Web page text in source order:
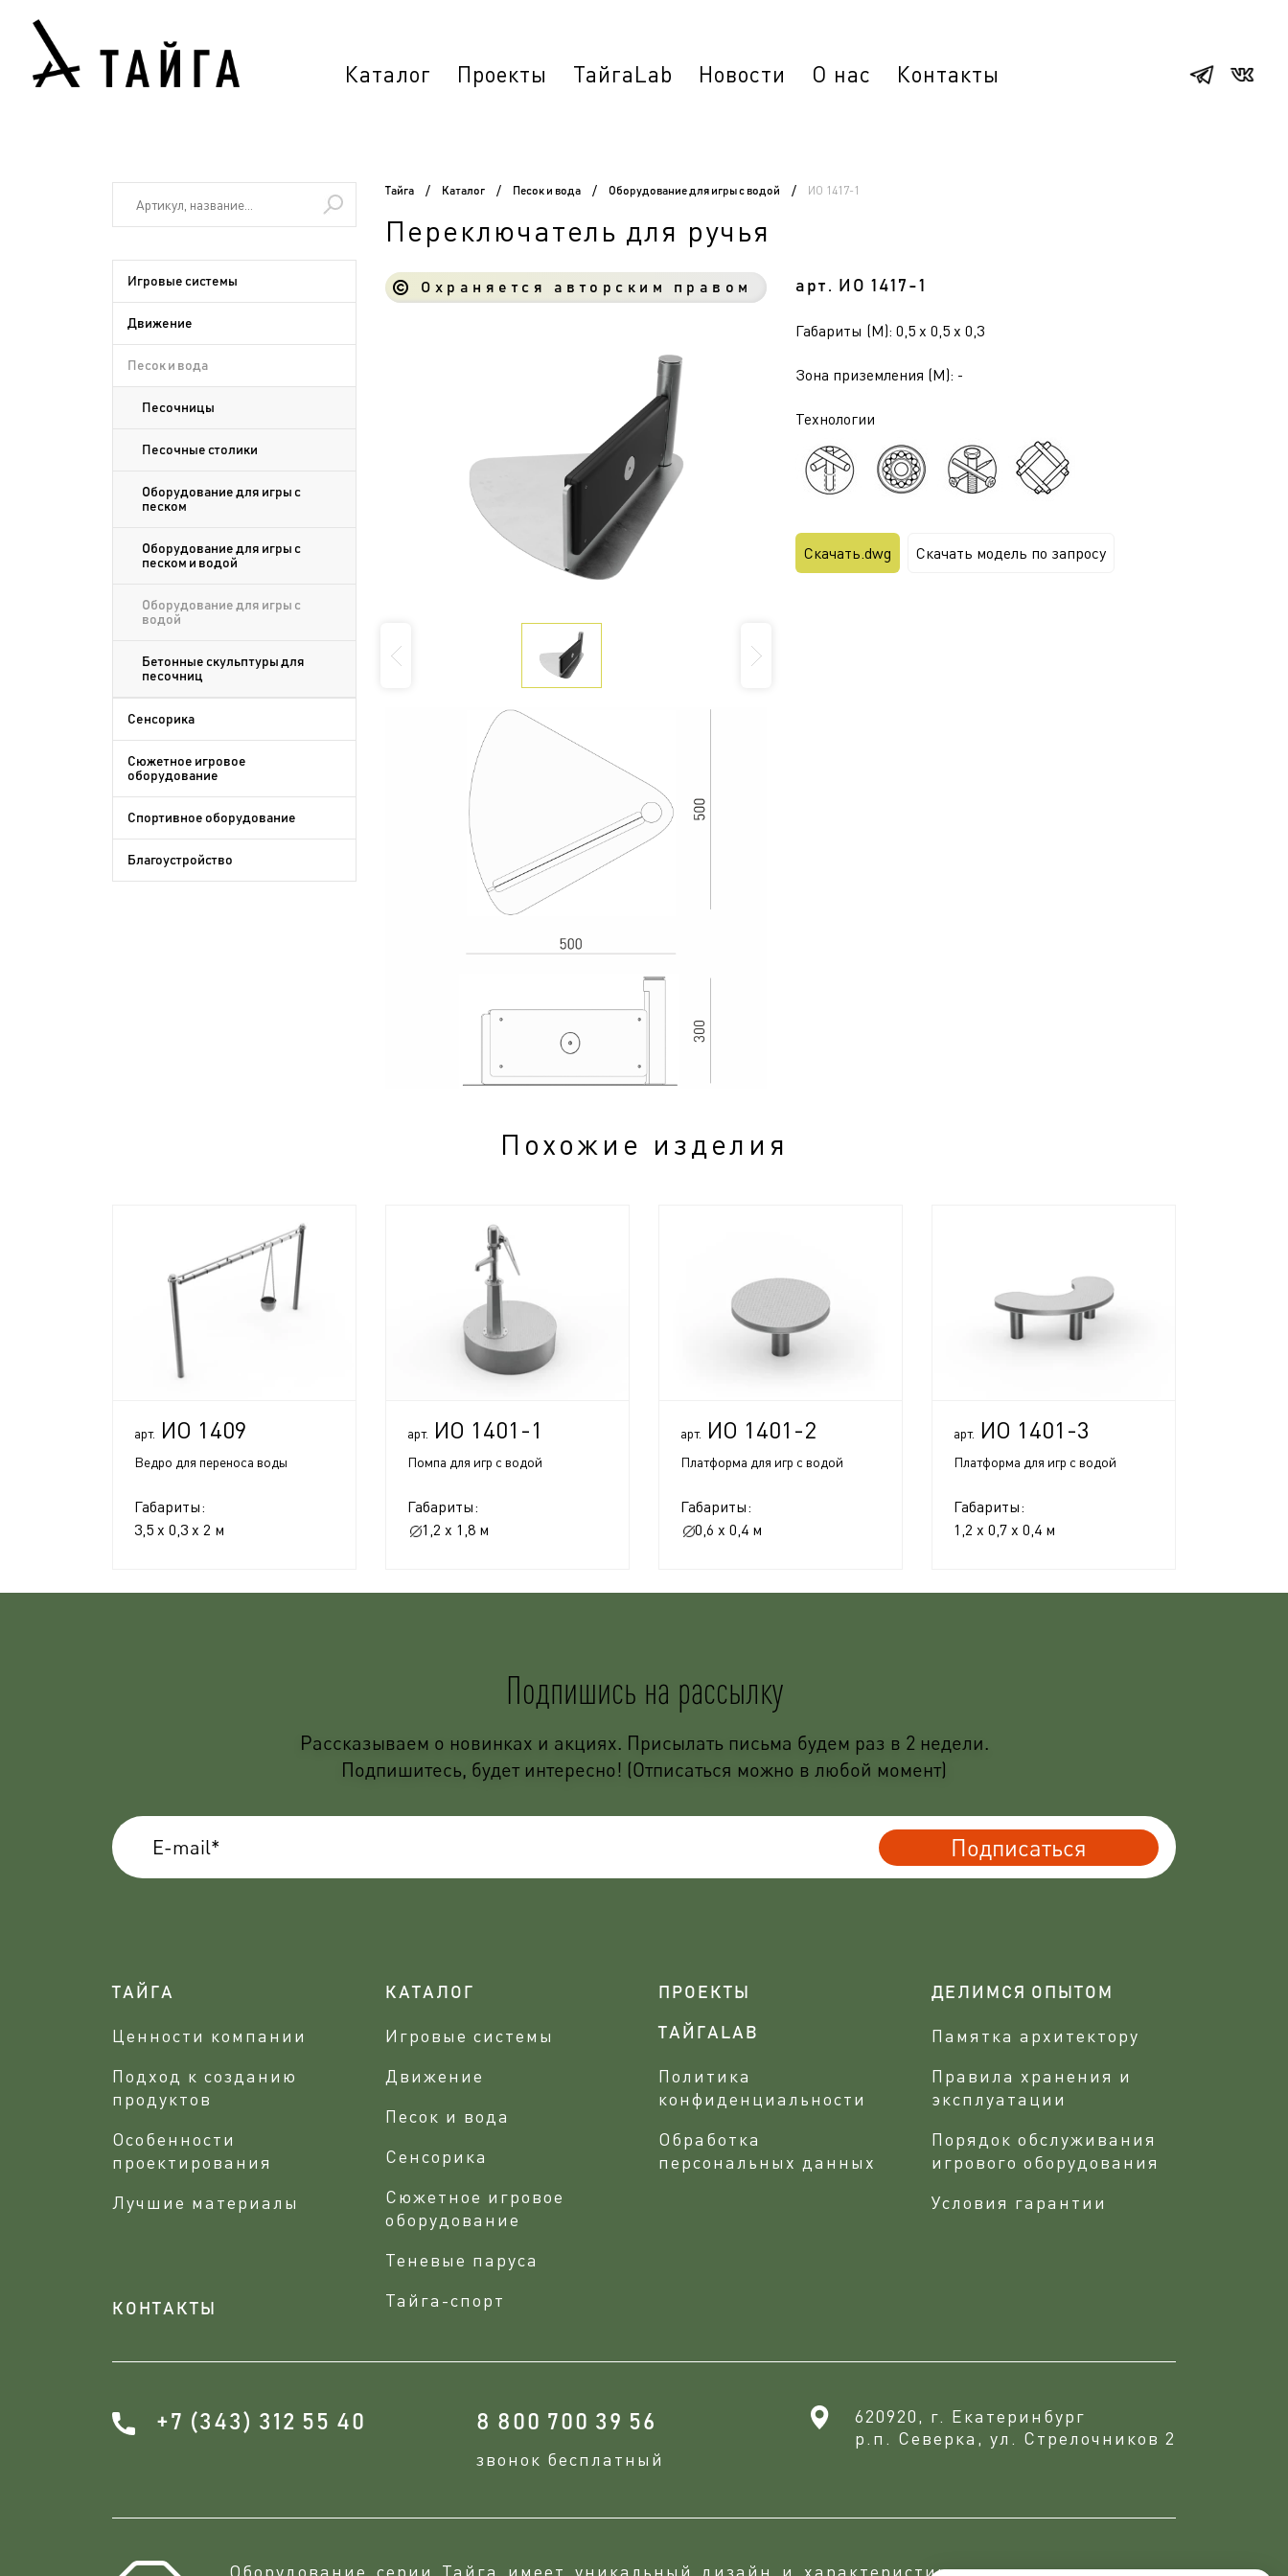
Каталог Проекты ТайгаLab Новости О нас Контакты
Игровые системы
Движение
Песок и вода
Песочницы
Песочные столики
Оборудование для игры с
песком
Оборудование для игры с
песком и водой
Оборудование для игры с
водой
Бетонные скульптуры для
песочниц
Сенсорика
Сюжетное игровое
оборудование
Спортивное оборудование
Благоустройство
Тайга / Каталог / Песок и вода / Оборудование для игры с водой / ИО 1417-1
Переключатель для ручья
Охраняется авторским правом арт. ИО 1417-1
Габариты (М): 0,5 x 0,5 x 0,3
Зона приземления (М): -
Технологии
Скачать.dwg Скачать модель по запросу
Похожие изделия
арт. ИО 1409
Ведро для переноса воды
Габариты:
3,5 x 0,3 x 2 м
арт. ИО 1401-1
Помпа для игр с водой
Габариты:
1,2 x 1,8 м
арт. ИО 1401-2
Платформа для игр с водой
Габариты:
0,6 x 0,4 м
арт. ИО 1401-3
Платформа для игр с водой
Габариты:
1,2 x 0,7 x 0,4 м
Подпишись на рассылку
Рассказываем о новинках и акциях. Присылать письма будем раз в 2 недели.
Подпишитесь, будет интересно! (Отписаться можно в любой момент)
Подписаться
ТАЙГА
Ценности компании
Подход к созданию
продуктов
Особенности
проектирования
Лучшие материалы
КОНТАКТЫ
КАТАЛОГ
Игровые системы
Движение
Песок и вода
Сенсорика
Сюжетное игровое
оборудование
Теневые паруса
Тайга-спорт
ПРОЕКТЫ
ТАЙГАLAB
Политика
конфиденциальности
Обработка
персональных данных
ДЕЛИМСЯ ОПЫТОМ
Памятка архитектору
Правила хранения и
эксплуатации
Порядок обслуживания
игрового оборудования
Условия гарантии
+7 (343) 312 55 40 8 800 700 39 56
звонок бесплатный
620920, г. Екатеринбург
р.п. Северка, ул. Стрелочников 2
Оборудование серии Тайга имеет уникальный дизайн и характеристики, что подтверждается